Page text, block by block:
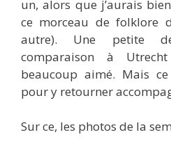
un, alors que j’aurais
ce morceau de folklore
autre). Une petite
comparaison à
beaucoup aimé. Mais ce
pour y retourner
Sur ce, les photos de la